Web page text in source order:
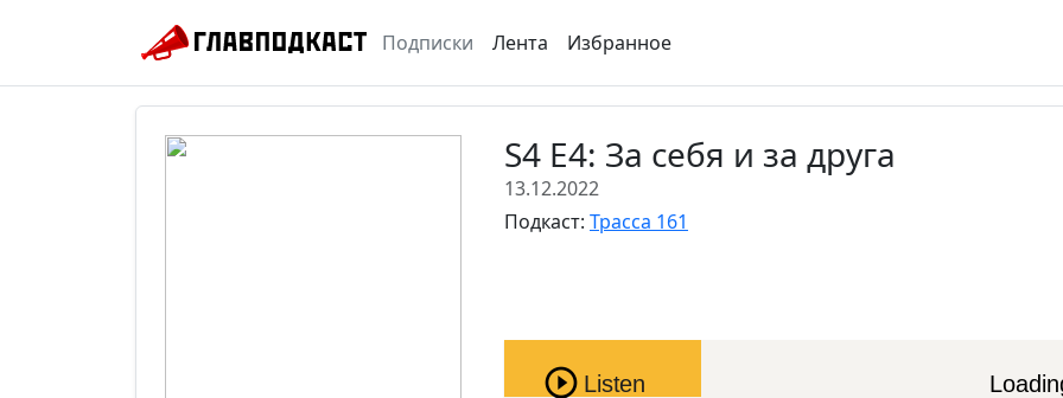
Подписки Лента Избранное
S4 E4: За себя и за друга
13.12.2022
Подкаст: Трасса 161
Pause
Listen